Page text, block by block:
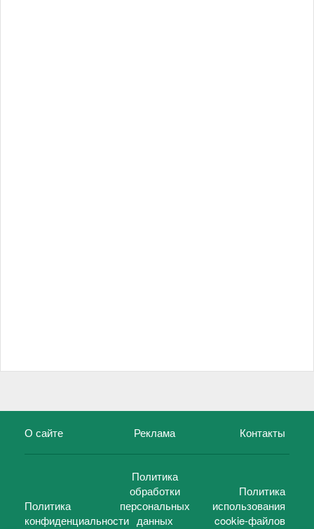
О сайте Реклама Контакты
Политика
конфиденциальности
Политика
обработки
персональных
данных
Политика
использования
cookie-файлов